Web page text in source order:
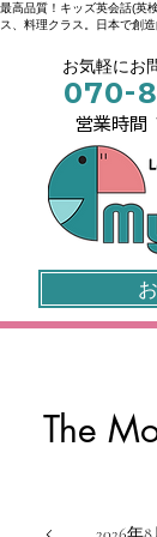
最高品質！キッズ英会話(英
ス、料理クラス。日本で創
お気軽にお
070-
営業時
The